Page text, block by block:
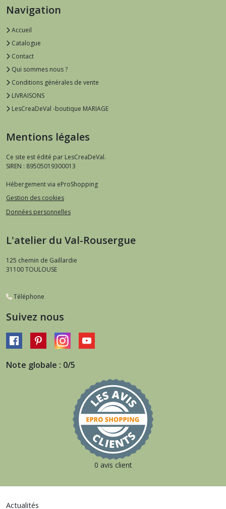
Navigation
Accueil
Catalogue
Contact
Qui sommes nous ?
Conditions générales de vente
LIVRAISONS
LesCreaDeVal -boutique MARIAGE
Mentions légales
Ce site est édité par LesCreaDeVal.
SIREN : 89505019300013
Hébergement via eProShopping
Gestion des cookies
Données personnelles
L'atelier du Val-Rousergue
125 chemin de Gaillardie
31100TOULOUSE
Téléphone
Suivez nous
Note globale : 0/5
0 avis client
Actualités